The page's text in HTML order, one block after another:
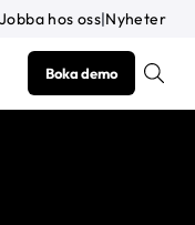
Jobba hos oss|Nyheter
Boka demo